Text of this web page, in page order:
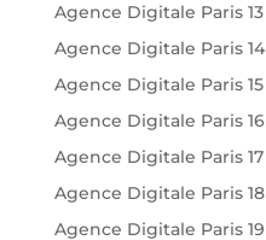
Agence Digitale Paris 13
Agence Digitale Paris 14
Agence Digitale Paris 15
Agence Digitale Paris 16
Agence Digitale Paris 17
Agence Digitale Paris 18
Agence Digitale Paris 19